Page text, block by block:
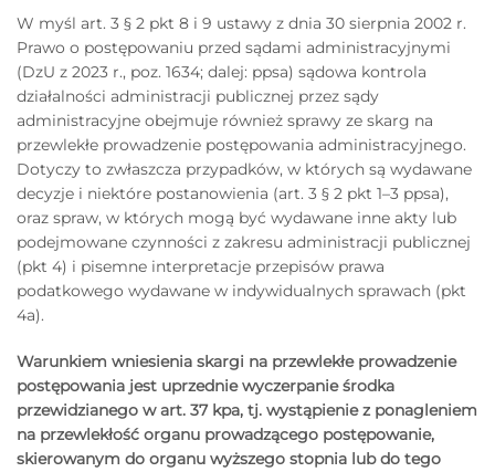
W myśl art. 3 § 2 pkt 8 i 9 ustawy z dnia 30 sierpnia 2002 r.
Prawo o postępowaniu przed sądami administracyjnymi
(DzU z 2023 r., poz. 1634; dalej: ppsa) sądowa kontrola
działalności administracji publicznej przez sądy
administracyjne obejmuje również sprawy ze skarg na
przewlekłe prowadzenie postępowania administracyjnego.
Dotyczy to zwłaszcza przypadków, w których są wydawane
decyzje i niektóre postanowienia (art. 3 § 2 pkt 1–3 ppsa),
oraz spraw, w których mogą być wydawane inne akty lub
podejmowane czynności z zakresu administracji publicznej
(pkt 4) i pisemne interpretacje przepisów prawa
podatkowego wydawane w indywidualnych sprawach (pkt
4a).
Warunkiem wniesienia skargi na przewlekłe prowadzenie
postępowania jest uprzednie wyczerpanie środka
przewidzianego w art. 37 kpa, tj. wystąpienie z ponagleniem
na przewlekłość organu prowadzącego postępowanie,
skierowanym do organu wyższego stopnia lub do tego